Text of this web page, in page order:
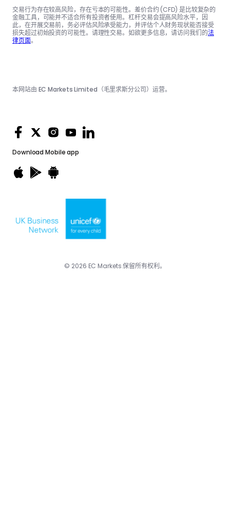
交易行为存在较高风险，存在亏本的可能性。差价合约 (CFD) 是比较复杂的
金融工具，可能并不适合所有投资者使用。杠杆交易会提高风险水平，因
此，在开展交易前，务必评估风险承受能力，并评估个人财务现状能否接受
损失超过初始投资的可能性。请理性交易。如欲更多信息，请访问我们的法
律页面。
Download Mobile app
本网站由 EC Markets Limited（毛里求斯分公司）运营。
© 2026 EC Markets.保留所有权利。